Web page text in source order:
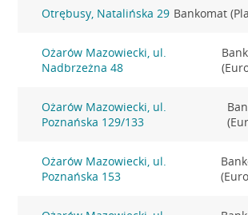
Otrębusy, Natalińska 29 Bankomat
Ożarów Mazowiecki, ul.
Nadbrzeżna 48
Ożarów Mazowiecki, ul.
Poznańska 129/133
Ożarów Mazowiecki, ul.
Poznańska 153